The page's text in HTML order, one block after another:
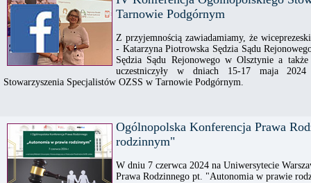
Tarnowie Podgórnym
Z przyjemnością zawiadamiamy, że
- Katarzyna Piotrowska Sędzia Sądu
Sędzia Sądu Rejonowego w Olsztynie a
uczestniczyły w dniach 15-17 maja
Stowarzyszenia Specjalistów OZSS w Tarnowie Podgórnym.
Ogólnopolska Konferencja Prawa
rodzinnym"
W dniu 7 czerwca 2024 na Uniwersytecie
Prawa Rodzinnego pt. "Autonomia w prawie